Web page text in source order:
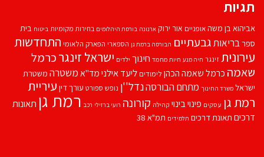
תגיות
אביהוא בן משהאופניים אור ירוק ארנונה בורסת היהלומים בחירות מקומיות ביטוח בית
ספרבריאותגבעתיים הבורסה ברמת גן הספארי הפארק הלאומי התחדשות
עירוניתזינגר חיה מנע חיות מחמד חינוך ילדים ישראל זינגרכרמל
שאמה כרמל שאמה הכהן לימודים ליעד אילנימד''אמשטרה משטרת
ישראל משרד החינוך מתחם הבורסהנדל''ן נופש ספורט עורך דין עיריית
רמת גן עסקים פינוי בינוי קהילה קורונה רועי ברזילי רכב רמת גן תאונות
דרכים תאונת דרכים תלמידים תמ"א 38